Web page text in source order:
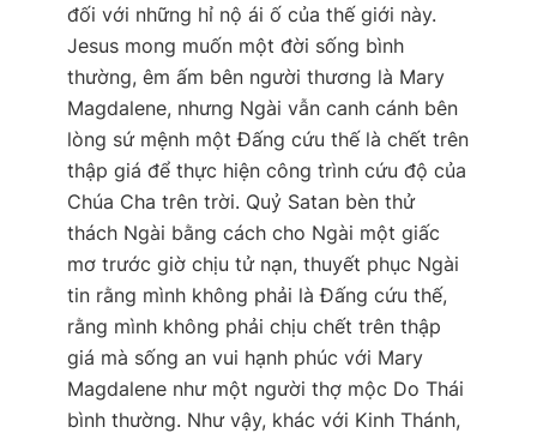
đối với những hỉ nộ ái ố của thế giới này.
Jesus mong muốn một đời sống bình
thường, êm ấm bên người thương là Mary
Magdalene, nhưng Ngài vẫn canh cánh bên
lòng sứ mệnh một Đấng cứu thế là chết trên
thập giá để thực hiện công trình cứu độ của
Chúa Cha trên trời. Quỷ Satan bèn thử
thách Ngài bằng cách cho Ngài một giấc
mơ trước giờ chịu tử nạn, thuyết phục Ngài
tin rằng mình không phải là Đấng cứu thế,
rằng mình không phải chịu chết trên thập
giá mà sống an vui hạnh phúc với Mary
Magdalene như một người thợ mộc Do Thái
bình thường. Như vậy, khác với Kinh Thánh,